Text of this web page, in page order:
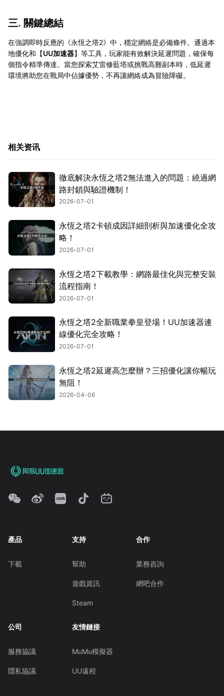
三. 關鍵總結
在強調即時反應的《永恆之塔2》中，穩定網絡是必備條件。通過本
地優化和【UU加速器】等工具，玩家能有效解決延遲問題，確保每
個指令精準傳達。當您探索艾雷修藍塔或挑戰高難副本時，低延遲
環境將助您在戰局中佔據優勢，不再讓網絡成為冒險障礙。
相关资讯
徹底解決永恆之塔2無法進入的問題：繞過網
路封鎖與驗證機制！
2026-07-01
永恆之塔2卡頓成因詳細剖析與加速優化全攻
略！
2026-07-01
永恆之塔2下載教學：網路最佳化與完整安裝
流程指南！
2026-07-01
永恆之塔2全新職業拳皇登場！UU加速器連
線優化完全攻略！
2026-07-01
永恆之塔2延遲高怎麼辦？三招優化讓你暢玩
無阻！
2026-04-06
產品
下載
支持
幫助
遊戲資訊
Steam
合作
業務咨詢
網吧合作
公司
服務協議
隱私協議
友情鏈接
MuMu模擬器
UU遠程